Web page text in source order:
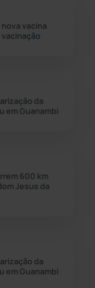
(50)
vacina
da
em Guanambi
600 km
Jesus da
da
em Guanambi